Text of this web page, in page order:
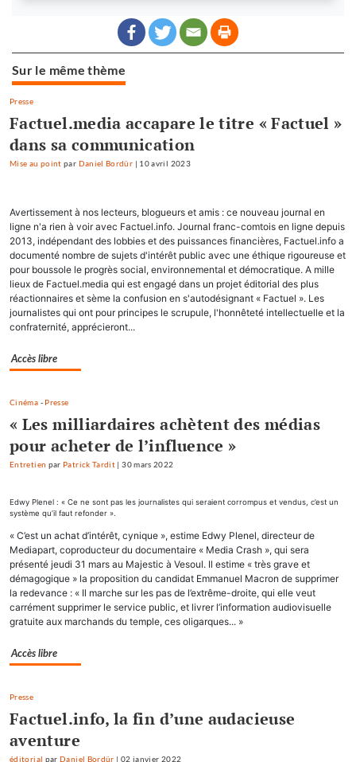
Sur le même thème
Presse
Factuel.media accapare le titre « Factuel »
dans sa communication
Mise au point par Daniel Bordür 10 avril 2023
Avertissement à nos lecteurs, blogueurs et amis : ce nouveau journal en
ligne n'a rien à voir avec Factuel.info. Journal franc-comtois en ligne depuis
2013, indépendant des lobbies et des puissances financières, Factuel.info a
documenté nombre de sujets d'intérêt public avec une éthique rigoureuse et
pour boussole le progrès social, environnemental et démocratique. A mille
lieux de Factuel.media qui est engagé dans un projet éditorial des plus
réactionnaires et sème la confusion en s'autodésignant « Factuel ». Les
journalistes qui ont pour principes le scrupule, l'honnêteté intellectuelle et la
confraternité, apprécieront...
Accès libre
Cinéma - Presse
« Les milliardaires achètent des médias
pour acheter de l’influence »
Entretien par Patrick Tardit |30 mars 2022
Edwy Plenel : « Ce ne sont pas les journalistes qui seraient corrompus et vendus, c’est un
système qu’il faut refonder ».
« C’est un achat d’intérêt, cynique », estime Edwy Plenel, directeur de
Mediapart, coproducteur du documentaire « Media Crash », qui sera
présenté jeudi 31 mars au Majestic à Vesoul. Il estime « très grave et
démagogique » la proposition du candidat Emmanuel Macron de supprimer
la redevance : « Il marche sur les pas de l’extrême-droite, qui elle veut
carrément supprimer le service public, et livrer l’information audiovisuelle
gratuite aux marchands du temple, ces oligarques... »
Accès libre
Presse
Factuel.info, la fin d’une audacieuse
aventure
éditorial par Daniel Bordür 02 janvier 2022